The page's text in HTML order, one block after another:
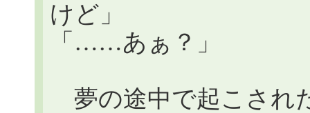
けど」
「……あぁ？」
夢の途中で起こされ